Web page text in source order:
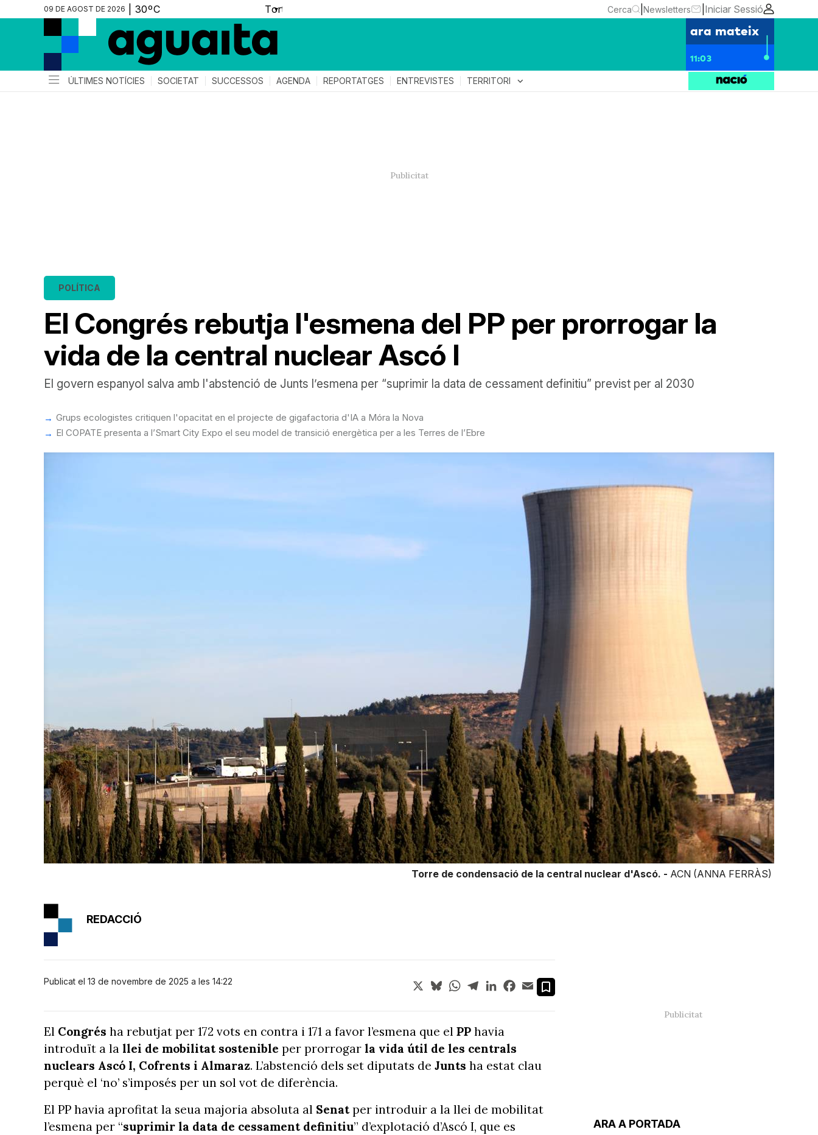
09 DE AGOST DE 2026 ▼ Cerca Newsletters Iniciar Sessió
ara mateix
11:03
ÚLTIMES NOTÍCIES SOCIETAT SUCCESSOS AGENDA REPORTATGES ENTREVISTES TERRITORI expand_more
El Congrés rebutja l'esmena del PP per prorrogar la
vida de la central nuclear Ascó I
POLÍTICA
El govern espanyol salva amb l'abstenció de Junts l’esmena per “suprimir la data de cessament definitiu” previst per al 2030
Grups ecologistes critiquen l'opacitat en el projecte de gigafactoria d'IA a Móra la Nova
El COPATE presenta a l’Smart City Expo el seu model de transició energètica per a les Terres de l’Ebre
Torre de condensació de la central nuclear d'Ascó. - ACN (ANNA FERRÀS)
ARA A PORTADA
REDACCIÓ
Publicat el 13 de novembre de 2025 a les 14:22 X BlueskyWhatsApp
TelegramLinkedInFacebook
Email
El Congrés ha rebutjat per 172 vots en contra i 171 a favor l’esmena que el PP havia
introduït a la llei de mobilitat sostenible per prorrogar la vida útil de les centrals
nuclears Ascó I, Cofrents i Almaraz. L’abstenció dels set diputats de Junts ha estat clau
perquè el ‘no’ s’imposés per un sol vot de diferència.
El PP havia aprofitat la seua majoria absoluta al Senatper introduir a la llei de mobilitat
l’esmena per “suprimir la data de cessament definitiu” d’explotació d’Ascó I, que es